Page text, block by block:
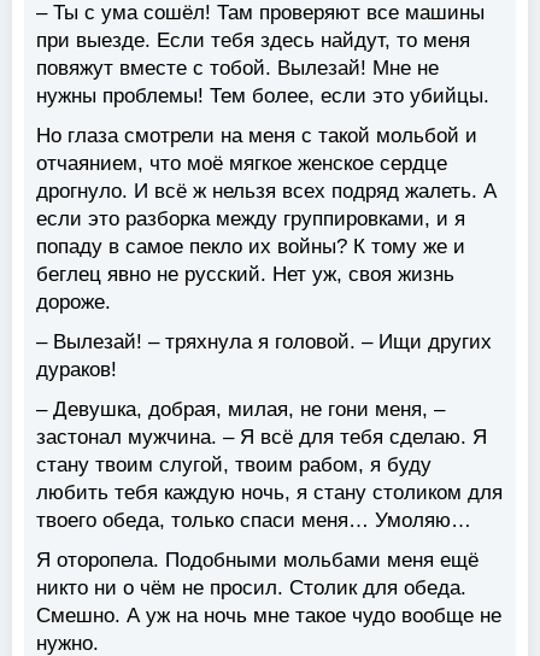
– Ты с ума сошёл! Там проверяют все машины
при выезде. Если тебя здесь найдут, то меня
повяжут вместе с тобой. Вылезай! Мне не
нужны проблемы! Тем более, если это убийцы.
Но глаза смотрели на меня с такой мольбой и
отчаянием, что моё мягкое женское сердце
дрогнуло. И всё ж нельзя всех подряд жалеть. А
если это разборка между группировками, и я
попаду в самое пекло их войны? К тому же и
беглец явно не русский. Нет уж, своя жизнь
дороже.
– Вылезай! – тряхнула я головой. – Ищи других
дураков!
– Девушка, добрая, милая, не гони меня, –
застонал мужчина. – Я всё для тебя сделаю. Я
стану твоим слугой, твоим рабом, я буду
любить тебя каждую ночь, я стану столиком для
твоего обеда, только спаси меня… Умоляю…
Я оторопела. Подобными мольбами меня ещё
никто ни о чём не просил. Столик для обеда.
Смешно. А уж на ночь мне такое чудо вообще не
нужно.